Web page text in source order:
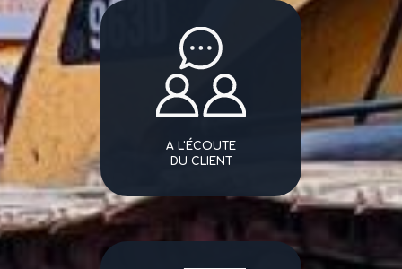
A L'ÉCOUTE
DU CLIENT